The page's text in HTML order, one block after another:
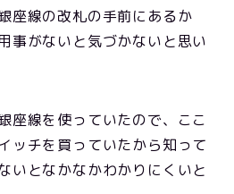
座線の改札の手前にあるか
事がないと気づかないと思い
座線を使っていたので、ここ
ッチを買っていたから知って
いとなかなかわかりにくいと